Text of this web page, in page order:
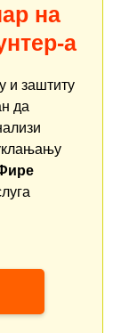
на
а
и заштиту
да